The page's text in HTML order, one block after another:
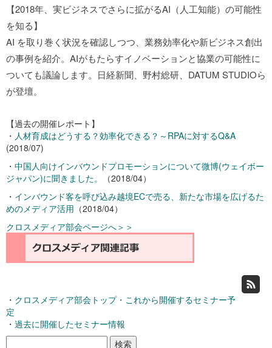
【2018年、実ビジネスでさらに拡がるAI（人工知能）の可能性
を知る】
AI を取り巻く状況を確認しつつ、業務効率化や新ビジネス創出
の事例を紹介。AIがもたらすイノベーションと協業の可能性に
ついても議論します。日経新聞、野村総研、DATUM STUDIOら
が登壇。
【過去の開催レポート】
・ 人材育成はどうする？効率化できる？～RPAに対するQ&A
(2018/07)
・ 中国人向けインバウンドプロモーションについて微博(ウェイボー
ジャパン)に聞きました。
（2018/04）
・ インバウンド客を呼び込み越境ECで売る、新たな市場を広げるた
めのメディア活用 （2018/04）
クロスメディア部会ページへ＞＞
・ クロスメディア部会トップ・これから開催するセミナー予
定
・ 過去に開催したセミナー情報